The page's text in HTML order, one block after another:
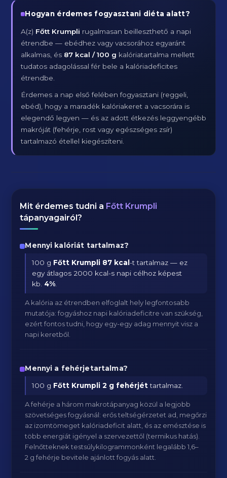
Hogyan érdemes fogyasztani diéta alatt?
A(z) Főtt Krumpli rugalmasan beilleszthető a napi
étrendbe — ebédhez vagy vacsorához egyaránt
alkalmas, és 87 kcal / 100 g kalóriatartalma mellett
tudatos adagolással fér bele a kalóriadeficites
étrendbe.
Érdemes a nap első felében fogyasztani (reggeli,
ebéd), hogy a maradék kalóriakeret a vacsorára is
elegendő legyen — és az adott étkezés leggyengébb
makróját (fehérje, rost vagy egészséges zsír)
tartalmazó étellel kiegészíteni.
Mit érdemes tudni a Főtt Krumpli
tápanyagairól?
Mennyi kalóriát tartalmaz?
100 g Főtt Krumpli 87 kcal-t tartalmaz — ez
egy átlagos 2000 kcal-s napi célhoz képest
kb. 4%
A kalória az étrendben elfoglalt hely legfontosabb
mutatója: fogyáshoz napi kalóriadeficitre van szükség,
ezért fontos tudni, hogy egy-egy adag mennyit visz a
napi keretből.
Mennyi a fehérjetartalma?
100 g Főtt Krumpli 2 g fehérjéttartalmaz.
A fehérje a három makrotápanyag közül a legjobb
szövetséges fogyásnál: erős teltségérzetet ad, megőrzi
az izomtömeget kalóriadeficit alatt, és az emésztése is
több energiát igényel a szervezettől (termikus hatás).
Felnőtteknek testsúlykilogrammonként legalább 1,6–
2 g fehérje bevitele ajánlott fogyás alatt.